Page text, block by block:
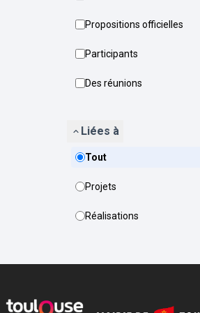
Propositions officielles
Participants
Des réunions
Liées à
Tout
Projets
Réalisations